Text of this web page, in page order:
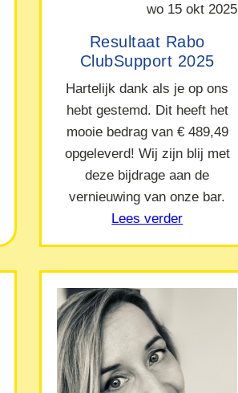
wo 15 okt 2025
Resultaat Rabo
ClubSupport 2025
Hartelijk dank als je op ons
hebt gestemd. Dit heeft het
mooie bedrag van € 489,49
opgeleverd! Wij zijn blij met
deze bijdrage aan de
vernieuwing van onze bar.
Lees verder